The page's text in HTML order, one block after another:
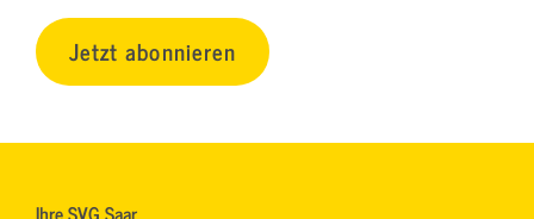
Jetzt abonnieren